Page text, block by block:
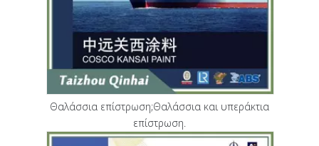
Θαλάσσια επίστρωση;Θαλάσσια και υπεράκτια
επίστρωση.